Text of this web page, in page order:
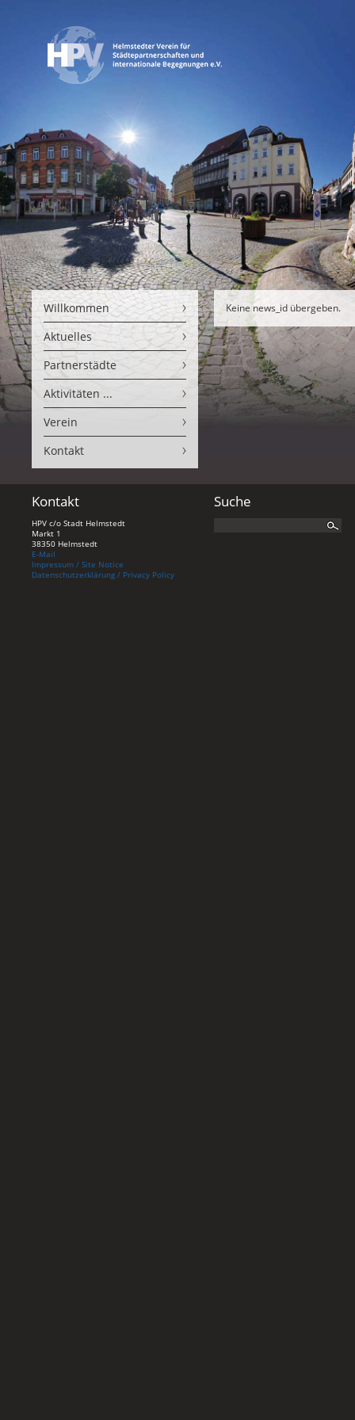
Willkommen
Aktuelles
Partnerstädte
Aktivitäten ...
Verein
Kontakt
Keine news_id übergeben.
Kontakt
HPV c/o Stadt Helmstedt
Markt 1
38350 Helmstedt
E-Mail
Impressum / Site Notice
Datenschutzerklärung / Privacy Policy
Suche